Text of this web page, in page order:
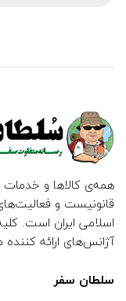
همه‌ی کالاها و خدمات
قانونیست و
اسلامی ایران است.
آژانس‌های ارائه
سلطان سفر